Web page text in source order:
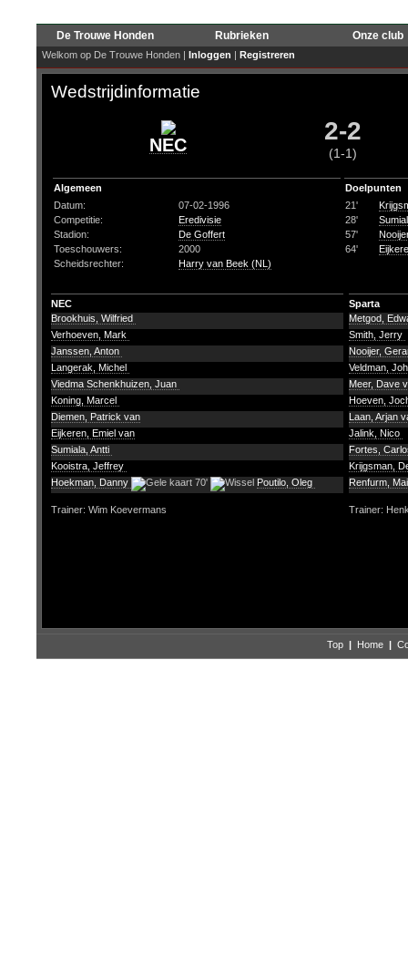
De Trouwe Honden Rubrieken Onze club
Welkom op De Trouwe Honden | Inloggen | Registreren
Wedstrijdinformatie
NEC 2-2
(1-1)
Algemeen
Datum:
07-02-1996
Competitie:
Eredivisie
Stadion:
De Goffert
Toeschouwers:
2000
Scheidsrechter:
Harry van Beek (NL)
Doelpunten
21'
28'
57'
64'
NEC
Sparta
Brookhuis, Wilfried
Verhoeven, Mark
Janssen, Anton
Langerak, Michel
Viedma Schenkhuizen, Juan
Koning, Marcel
Diemen, Patrick van
Eijkeren, Emiel van
Sumiala, Antti
Kooistra, Jeffrey
Hoekman, Danny
70' Poutilo, Oleg
Metgod,
Smith, Jerry
Nooijer,
Veldman,
Meer, Dave
Hoeven,
Laan, Arjan
Jalink, Nico
Fortes,
Krijgsman,
Renfurm,
Trainer: Wim Koevermans Trainer:
Top | Home |